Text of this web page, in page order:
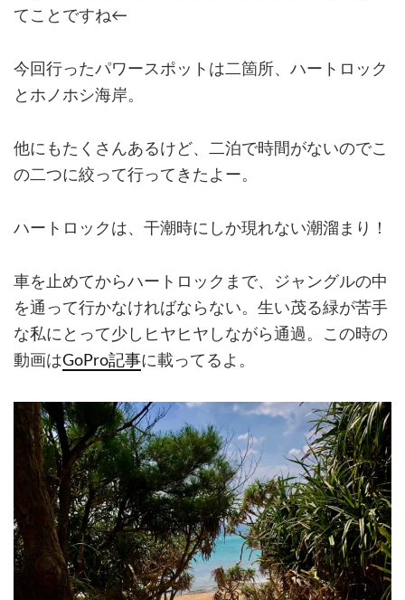
てことですね←
今回行ったパワースポットは二箇所、ハートロック
とホノホシ海岸。
他にもたくさんあるけど、二泊で時間がないのでこ
の二つに絞って行ってきたよー。
ハートロックは、干潮時にしか現れない潮溜まり！
車を止めてからハートロックまで、ジャングルの中
を通って行かなければならない。生い茂る緑が苦手
な私にとって少しヒヤヒヤしながら通過。この時の
動画はGoPro記事に載ってるよ。